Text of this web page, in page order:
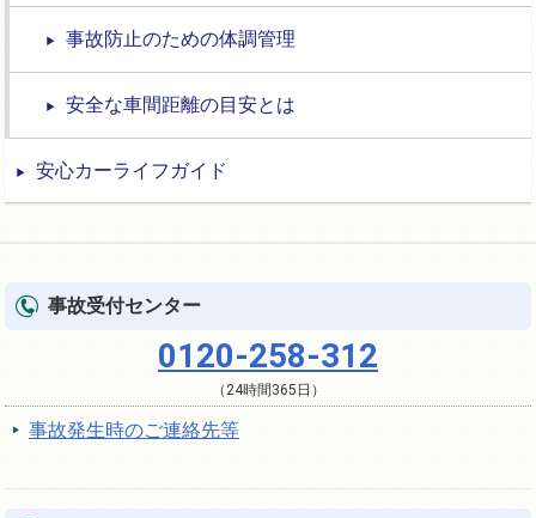
事故防止のための体調管理
安全な車間距離の目安とは
安心カーライフガイド
事故受付センター
0120-258-312
（24時間365日）
事故発生時のご連絡先等